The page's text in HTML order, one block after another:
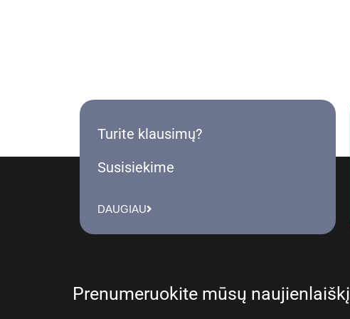
Turite klausimų?
Susisiekime
DAUGIAU
Prenumeruokite mūsų naujienlaiškį